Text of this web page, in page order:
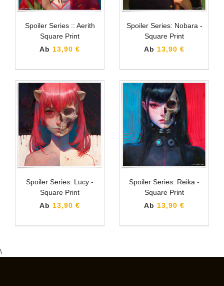
Spoiler Series :: Aerith
Square Print
Ab 13,90 €
Spoiler Series: Nobara -
Square Print
Ab 13,90 €
Spoiler Series: Lucy -
Square Print
Ab 13,90 €
Spoiler Series: Reika -
Square Print
Ab 13,90 €
\